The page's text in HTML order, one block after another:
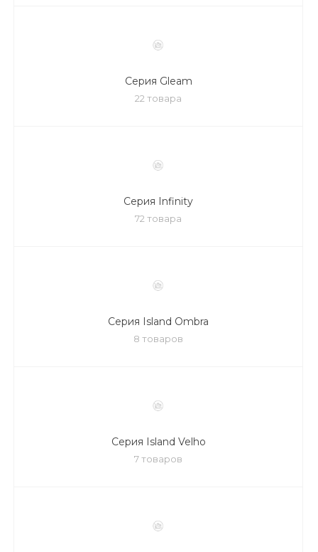
Серия Gleam
22 товара
Серия Infinity
72 товара
Серия Island Ombra
8 товаров
Серия Island Velho
7 товаров